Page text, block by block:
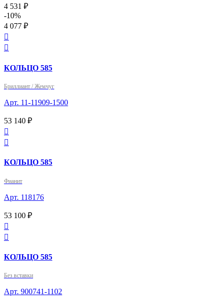
4 531 ₽
-10%
4 077 ₽


КОЛЬЦО 585
Бриллиант / Жемчуг
Арт. 11-11909-1500
53 140 ₽


КОЛЬЦО 585
Фианит
Арт. 118176
53 100 ₽


КОЛЬЦО 585
Без вставки
Арт. 900741-1102